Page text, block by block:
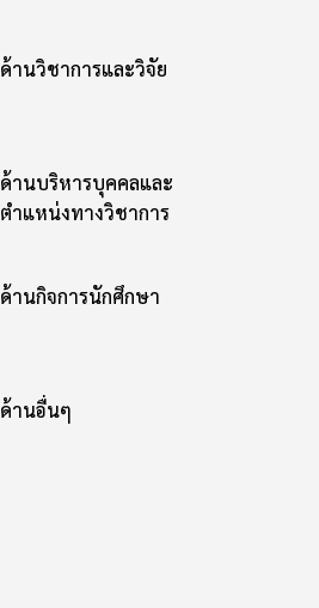
ด้านวิชาการและวิจัย
ด้านบริหารบุคคลและ
ตำแหน่งทางวิชาการ
ด้านกิจการนักศึกษา
ด้านอื่นๆ